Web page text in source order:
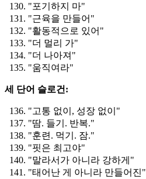
"포기하지 마"
"근육을 만들어"
"활동적으로 있어"
"더 멀리 가"
"더 나아져"
"움직여라"
세 단어 슬로건:
"고통 없이, 성장 없이"
"땀. 들기. 반복."
"훈련. 먹기. 잠."
"핏은 최고야"
"말라서가 아니라 강하게"
"태어난 게 아니라 만들어진"